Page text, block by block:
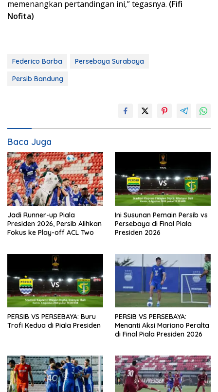
memenangkan pertandingan ini,” tegasnya. (Fifi
Nofita)
Federico Barba
Persebaya Surabaya
Persib Bandung
Baca Juga
Jadi Runner-up Piala
Presiden 2026, Persib Alihkan
Fokus ke Play-off ACL Two
Ini Susunan Pemain Persib vs
Persebaya di Final Piala
Presiden 2026
PERSIB VS PERSEBAYA: Buru
Trofi Kedua di Piala Presiden
PERSIB VS PERSEBAYA:
Menanti Aksi Mariano Peralta
di Final Piala Presiden 2026